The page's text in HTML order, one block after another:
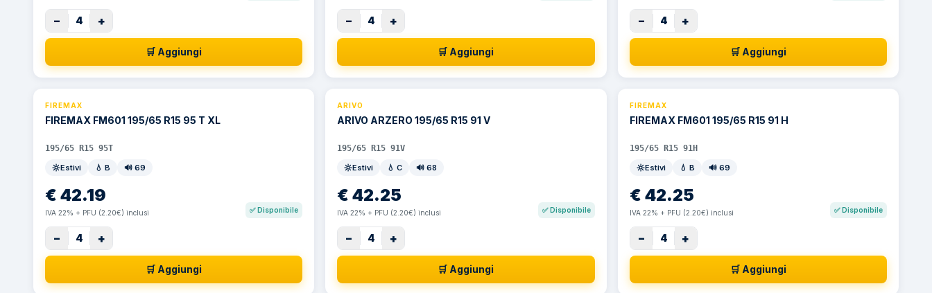
− 4 +
🛒 Aggiungi
− 4 +
🛒 Aggiungi
− 4 +
🛒 Aggiungi
FIREMAX
FIREMAX FM601 195/65 R15 95 T XL
195/65 R15 95T
Estivi
💧 B 🔊 69
€ 42.19
IVA 22% + PFU (2.20€) inclusi ✅Disponibile
− 4 +
🛒 Aggiungi
ARIVO
ARIVO ARZERO 195/65 R15 91 V
195/65 R15 91V
Estivi
💧C 🔊68
€42.25
IVA 22% + PFU (2.20€) inclusi ✅Disponibile
− 4 +
🛒 Aggiungi
FIREMAX
FIREMAX FM601 195/65 R15 91 H
195/65 R15 91H
Estivi
💧 B 🔊 69
€ 42.25
IVA 22% + PFU (2.20€) inclusi ✅Disponibile
− 4 +
🛒 Aggiungi